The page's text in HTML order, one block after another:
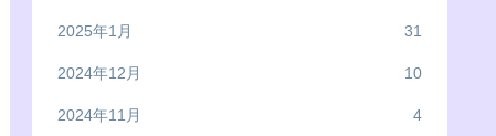
2025年1月 31
2024年12月 10
2024年11月 4